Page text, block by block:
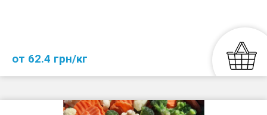
от 62.4 грн/кг